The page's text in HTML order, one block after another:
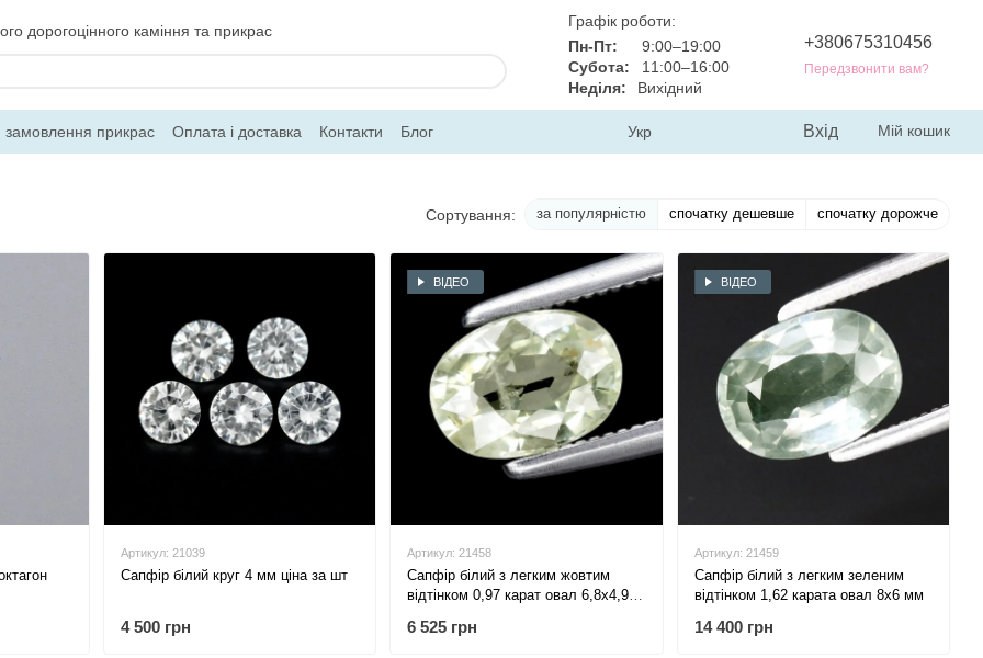
дорогоцінного каміння та прикрас
Графік роботи:
Пн-Пт:
9:00–19:00
Субота:
11:00–16:00
Неділя:
Вихідний
+380675310456
Передзвонити вам?
замовлення прикрас Оплата і доставка Контакти
Блог
Укр Вхід Мій кошик
Сортування: за популярністю спочатку дешевше спочатку дорожче
Артикул: 21039
Сапфір білий круг 4 мм ціна за шт
4 500 грн
ВІДЕО
Артикул: 21458
Сапфір білий з легким жовтим
відтінком 0,97 карат овал 6,8х4,9
6 525 грн
ВІДЕО
Артикул: 21459
Сапфір білий з легким зеленим
відтінком 1,62 карата овал 8х6 мм
14 400 грн